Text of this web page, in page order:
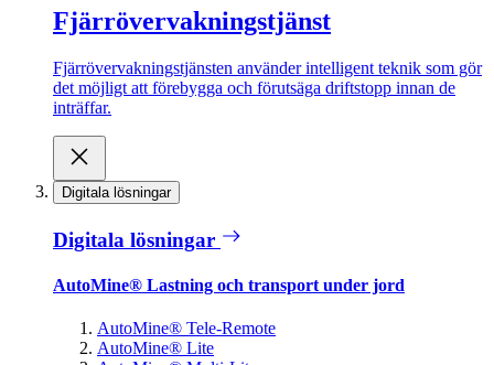
Fjärrövervakningstjänst
Fjärrövervakningstjänsten använder intelligent teknik som gör
det möjligt att förebygga och förutsäga driftstopp innan de
inträffar.
Digitala lösningar
Digitala lösningar
AutoMine® Lastning och transport under jord
AutoMine® Tele-Remote
AutoMine® Lite